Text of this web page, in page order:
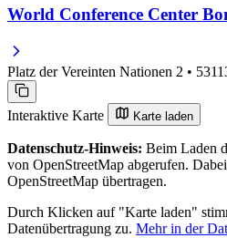
World Conference Center
Platz der Vereinten Nationen 2 •
Interaktive Karte Karte laden
Datenschutz-Hinweis: Beim Laden
von OpenStreetMap abgerufen.
OpenStreetMap übertragen.
Durch Klicken auf "Karte laden"
Datenübertragung zu. Mehr in der